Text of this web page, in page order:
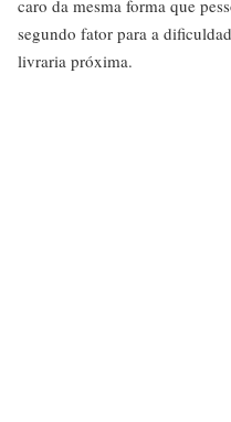
caro da mesma forma que
segundo fator para a
livraria próxima.